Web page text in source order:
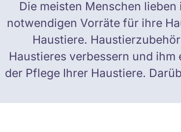
Die meisten Menschen
notwendigen Vorräte für ihre
Haustiere.
Haustieres verbessern und
der Pflege Ihrer Haustiere.